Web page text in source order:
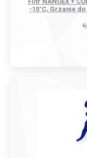
-10°C, Grzanie do